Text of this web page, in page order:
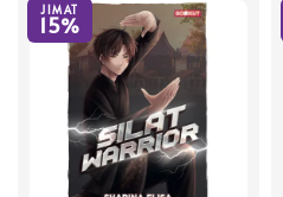
JIMAT
15%